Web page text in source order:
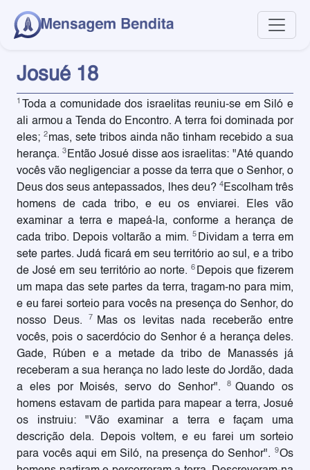
Josué 18
1
Toda a comunidade dos israelitas reuniu-se em Siló e
ali armou a Tenda do Encontro. A terra foi dominada por
eles; 2mas, sete tribos ainda não tinham recebido a sua
herança.3 Então Josué disse aos israelitas: "Até quando
vocês vão negligenciar a posse da terra que o Senhor, o
Deus dos seus antepassados, lhes deu? 4Escolham três
homens de cada tribo, e eu os enviarei. Eles vão
examinar a terra e mapeá-la, conforme a herança de
cada tribo. Depois voltarão a mim. 5 Dividam a terra em
sete partes. Judá ficará em seu território ao sul, e a tribo
de José em seu território ao norte.6 Depois que fizerem
um mapa das sete partes da terra, tragam-no para mim,
e eu farei sorteio para vocês na presença do Senhor, do
nosso Deus.
7
Mas os levitas nada receberão entre
vocês, pois o sacerdócio do Senhor é a herança deles.
Gade, Rúben e a metade da tribo de Manassés já
receberam a sua herança no lado leste do Jordão, dada
a eles por Moisés, servo do Senhor".8 Quando os
homens estavam de partida para mapear a terra, Josué
os instruiu: "Vão examinar a terra e façam uma
descrição dela. Depois voltem, e eu farei um sorteio
para vocês aqui em Siló, na presença do Senhor". 9Os